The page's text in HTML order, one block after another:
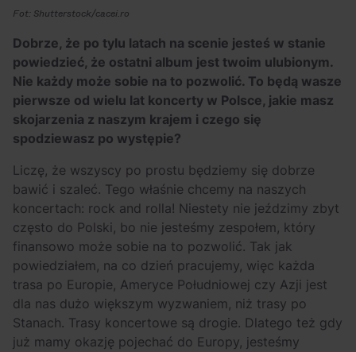
Fot: Shutterstock/cacei.ro
Dobrze, że po tylu latach na scenie jesteś w stanie
powiedzieć, że ostatni album jest twoim ulubionym.
Nie każdy może sobie na to pozwolić. To będą wasze
pierwsze od wielu lat koncerty w Polsce, jakie masz
skojarzenia z naszym krajem i czego się
spodziewasz po występie?
Liczę, że wszyscy po prostu będziemy się dobrze
bawić i szaleć. Tego właśnie chcemy na naszych
koncertach: rock and rolla! Niestety nie jeździmy zbyt
często do Polski, bo nie jesteśmy zespołem, który
finansowo może sobie na to pozwolić. Tak jak
powiedziałem, na co dzień pracujemy, więc każda
trasa po Europie, Ameryce Południowej czy Azji jest
dla nas dużo większym wyzwaniem, niż trasy po
Stanach. Trasy koncertowe są drogie. Dlatego też gdy
już mamy okazję pojechać do Europy, jesteśmy